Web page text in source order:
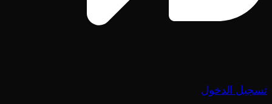
تسجيل الدخول